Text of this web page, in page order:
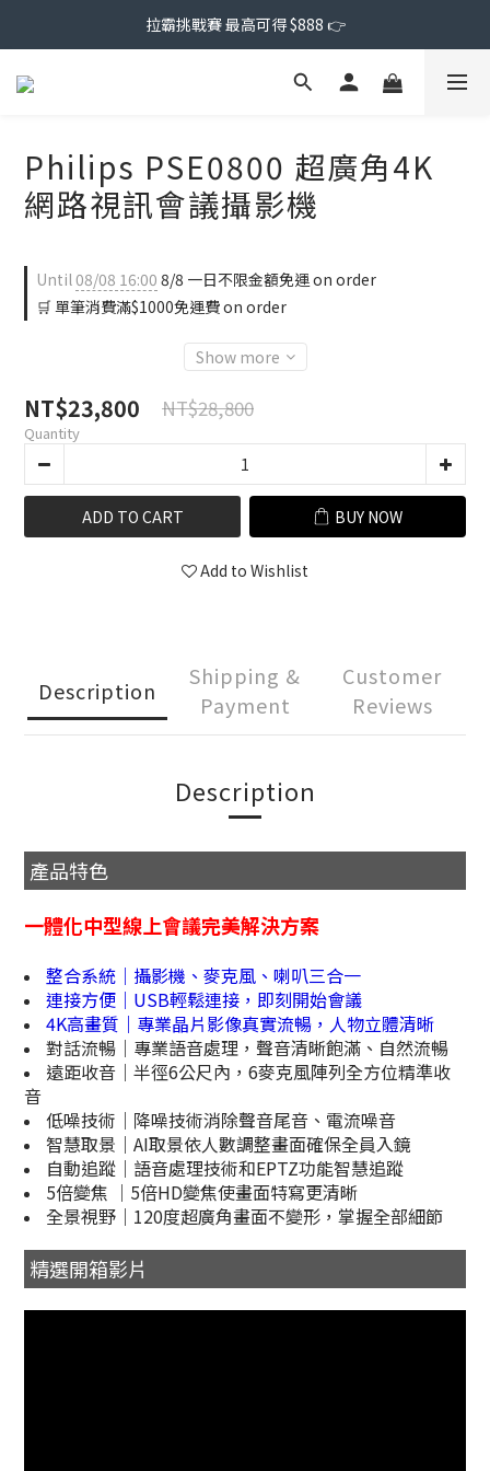
拉霸挑戰賽 最高可得 $888 👉
Philips PSE0800 超廣角4K
網路視訊會議攝影機
Until08/08 16:00 8/8 一日不限金額免運 on order
🛒 單筆消費滿$1000免運費 on order
Show more
NT$23,800 NT$28,800
Quantity
ADD TO CART BUY NOW
Add to Wishlist
Description
Shipping &
Payment
Customer
Reviews
Description
產品特色
一體化中型線上會議完美解決方案
整合系統｜攝影機、麥克風、喇叭三合一
連接方便｜USB輕鬆連接，即刻開始會議
4K高畫質｜專業晶片影像真實流暢，人物立體清晰
對話流暢｜專業語音處理，聲音清晰飽滿、自然流暢
遠距收音｜半徑6公尺內，6麥克風陣列全方位精準收
音
低噪技術｜降噪技術消除聲音尾音、電流噪音
智慧取景｜AI取景依人數調整畫面確保全員入鏡
自動追蹤｜語音處理技術和EPTZ功能智慧追蹤
5倍變焦 ｜5倍HD變焦使畫面特寫更清晰
全景視野｜120度超廣角畫面不變形，掌握全部細節
精選開箱影片